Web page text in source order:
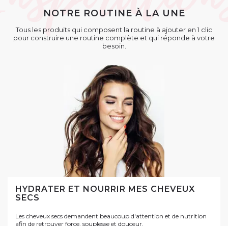
NOTRE ROUTINE À LA UNE
Tous les produits qui composent la routine à ajouter en 1 clic
pour construire une routine complète et qui réponde à votre
besoin.
HYDRATER ET NOURRIR MES CHEVEUX
SECS
Les cheveux secs demandent beaucoup d'attention et de nutrition
afin de retrouver force, souplesse et douceur.